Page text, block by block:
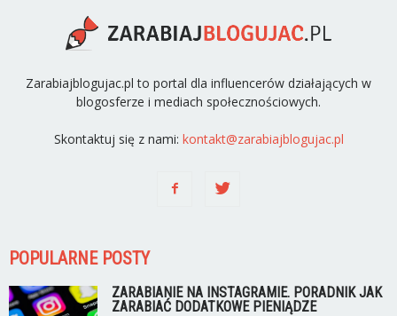
Zarabiajblogujac.pl to portal dla influencerów działających w
blogosferze i mediach społecznościowych.
Skontaktuj się z nami: kontakt@zarabiajblogujac.pl
POPULARNE POSTY
ZARABIANIE NA INSTAGRAMIE. PORADNIK JAK
ZARABIAĆ DODATKOWE PIENIĄDZE